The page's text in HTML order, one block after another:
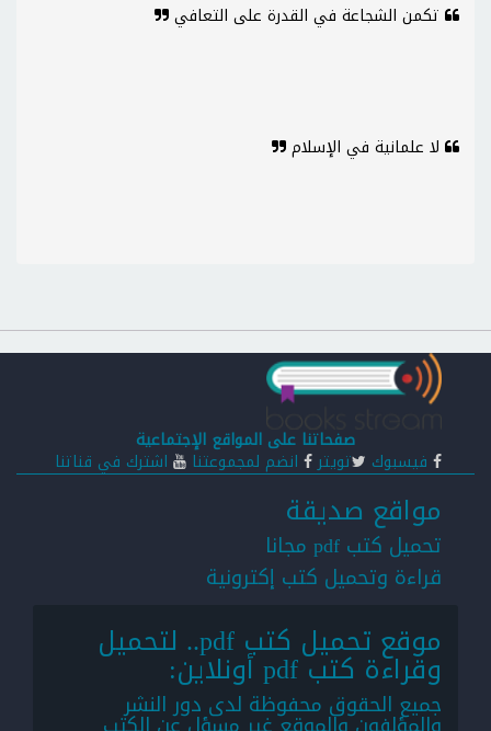
تكمن الشجاعة في القدرة على التعافي
لا علمانية في الإسلام
صفحاتنا على المواقع الإجتماعية
فيسبوك تويتر انضم لمجموعتنا اشترك في قناتنا
مواقع صديقة
تحميل كتب pdf مجانا
قراءة وتحميل كتب إكترونية
موقع تحميل كتب pdf.. لتحميل
وقراءة كتب pdf أونلاين:
جميع الحقوق محفوظة لدى دور النشر